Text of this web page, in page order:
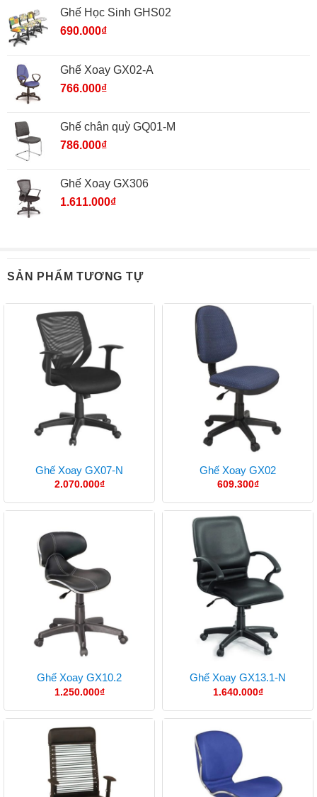
Ghế Học Sinh GHS02
690.000₫
Ghế Xoay GX02-A
766.000₫
Ghế chân quỳ GQ01-M
786.000₫
Ghế Xoay GX306
1.611.000₫
SẢN PHẨM TƯƠNG TỰ
Ghế Xoay GX07-N
2.070.000₫
Ghế Xoay GX02
609.300₫
Ghế Xoay GX10.2
1.250.000₫
Ghế Xoay GX13.1-N
1.640.000₫